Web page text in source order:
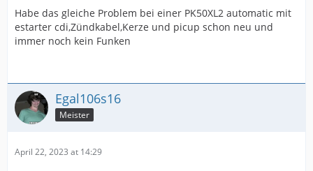
Habe das gleiche Problem bei einer PK50XL2 automatic mit
estarter cdi,Zündkabel,Kerze und picup schon neu und
immer noch kein Funken
Egal106s16
Meister
April 22, 2023 at 14:29